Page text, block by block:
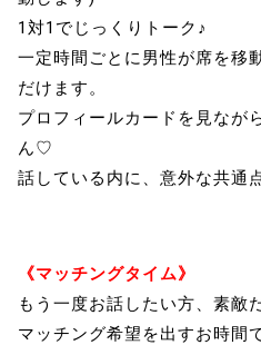
1対1でじっくりトーク♪
一定時間ごとに男性が席を移
だけます。
プロフィールカードを見なが
ん♡
話している内に、意外な共通
《マッチングタイム》
もう一度お話したい方、素敵
マッチング希望を出すお時間